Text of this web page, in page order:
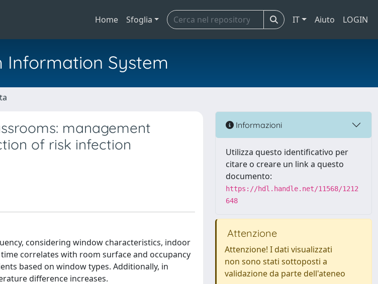
Home Sfoglia IT Aiuto LOGIN
Information System
management
of risk infection
considering window characteristics, indoor
correlates with room surface and occupancy
based on window types. Additionally, in
difference increases.
Informazioni
Utilizza questo identificativo per
citare o creare un link a questo
documento:
https://hdl.handle.net/11568/1212
648
Attenzione
Attenzione! I dati visualizzati
non sono stati sottoposti a
validazione da parte dell'ateneo